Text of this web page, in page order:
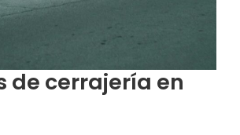
de cerrajería en